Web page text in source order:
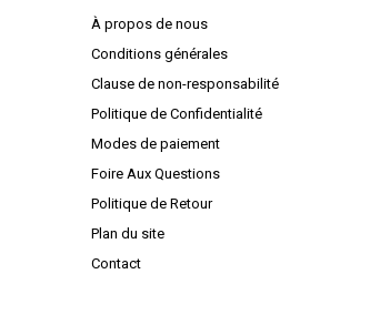
À propos de nous
Conditions générales
Clause de non-responsabilité
Politique de Confidentialité
Modes de paiement
Foire Aux Questions
Politique de Retour
Plan du site
Contact